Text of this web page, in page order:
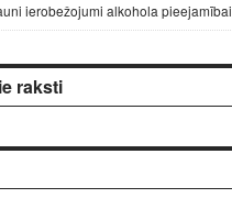
ierobežojumi alkohola pieejamībai
raksti